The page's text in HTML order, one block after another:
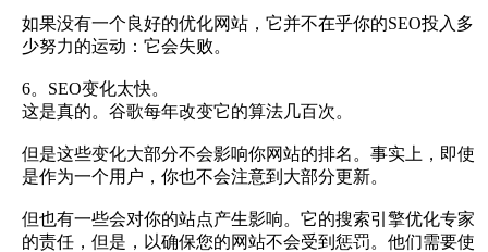
如果没有一个良好的优化网站，它并不在乎你的SEO投入多
少努力的运动：它会失败。
6。SEO变化太快。
这是真的。谷歌每年改变它的算法几百次。
但是这些变化大部分不会影响你网站的排名。事实上，即使
是作为一个用户，你也不会注意到大部分更新。
但也有一些会对你的站点产生影响。它的搜索引擎优化专家
的责任，但是，以确保您的网站不会受到惩罚。他们需要使